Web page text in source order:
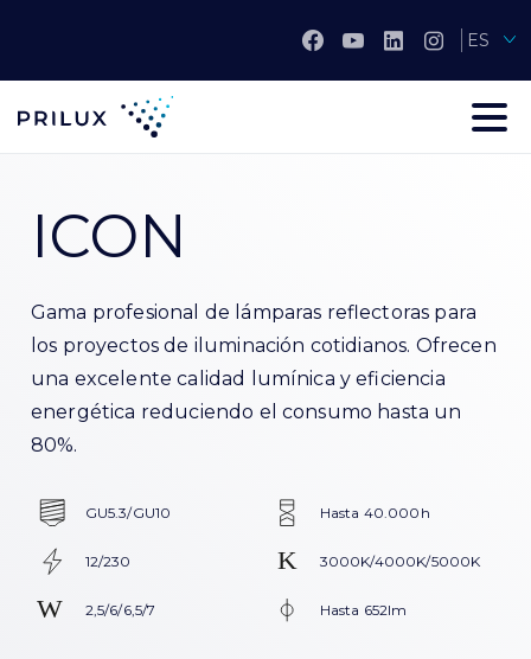
ES
ICON
Gama profesional de lámparas reflectoras para
los proyectos de iluminación cotidianos. Ofrecen
una excelente calidad lumínica y eficiencia
energética reduciendo el consumo hasta un
80%.
GU5.3/GU10
12/230
2,5/6/6,5/7
Hasta 40.000h
3000K/4000K/5000K
Hasta 652lm